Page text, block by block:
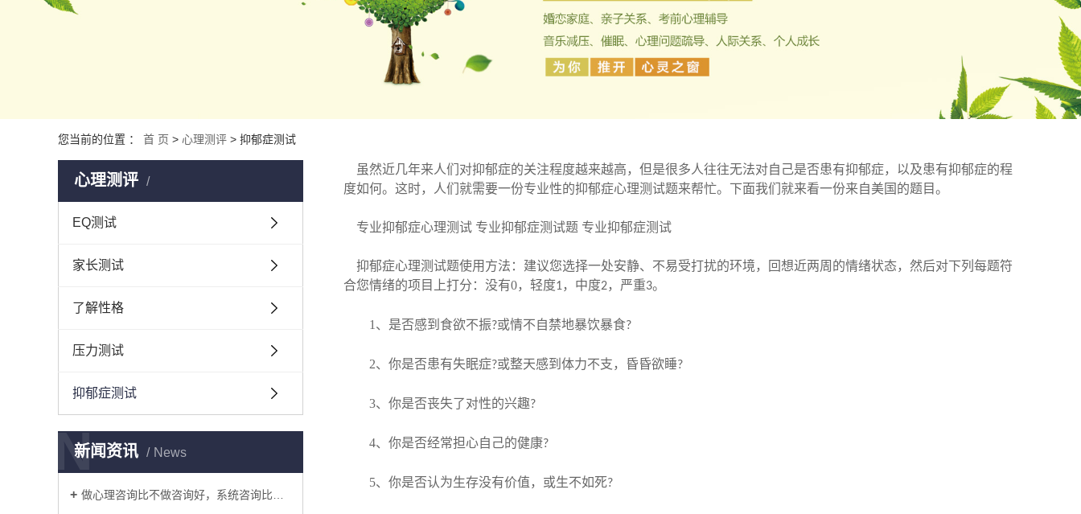
您当前的位置 ： 首 页 > 心理测评 > 抑郁症测试
心理测评
EQ测试
家长测试
了解性格
压力测试
抑郁症测试
新闻资讯 News
N
做心理咨询比不做咨询好，系统咨询比浅尝辄止好
虽然近几年来人们对抑郁症的关注程度越来越高，但是很多人往往无法对自己是否患有抑郁症，以及患有抑郁症的程
度如何。这时，人们就需要一份专业性的抑郁症心理测试题来帮忙。下面我们就来看一份来自美国的题目。
专业抑郁症心理测试 专业抑郁症测试题 专业抑郁症测试
抑郁症心理测试题使用方法：建议您选择一处安静、不易受打扰的环境，回想近两周的情绪状态，然后对下列每题符
合您情绪的项目上打分：没有0，轻度1，中度2，严重3。
1、是否感到食欲不振?或情不自禁地暴饮暴食?
2、你是否患有失眠症?或整天感到体力不支，昏昏欲睡?
3、你是否丧失了对性的兴趣?
4、你是否经常担心自己的健康?
5、你是否认为生存没有价值，或生不如死?